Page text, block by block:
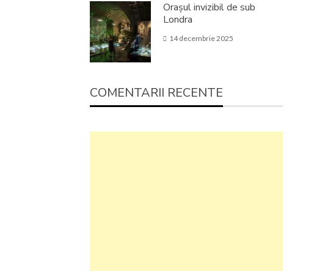
Orașul invizibil de sub
Londra
14 decembrie 2025
COMENTARII RECENTE